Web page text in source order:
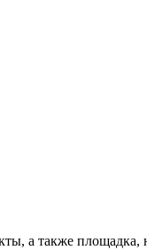
а также площадка,